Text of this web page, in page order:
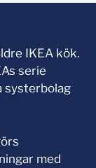
IKEA kök.
serie
systerbolag
med